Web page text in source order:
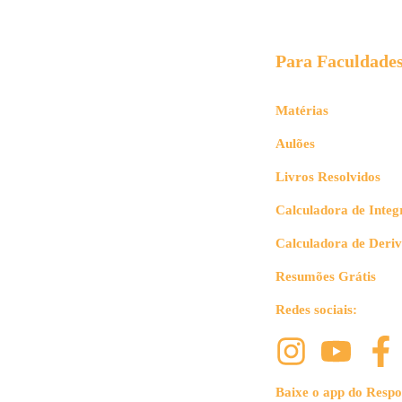
Para
Matérias
Aulões
Livros Resolvidos
Calculadora de
Calculadora de
Resumões Grátis
Redes sociais:
Baixe o app do